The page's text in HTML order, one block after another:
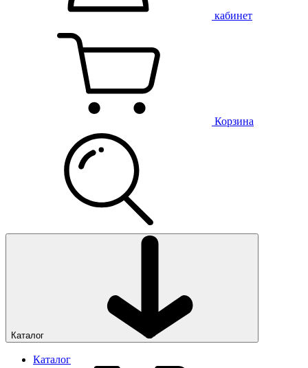
кабинет
Корзина
Каталог
Каталог